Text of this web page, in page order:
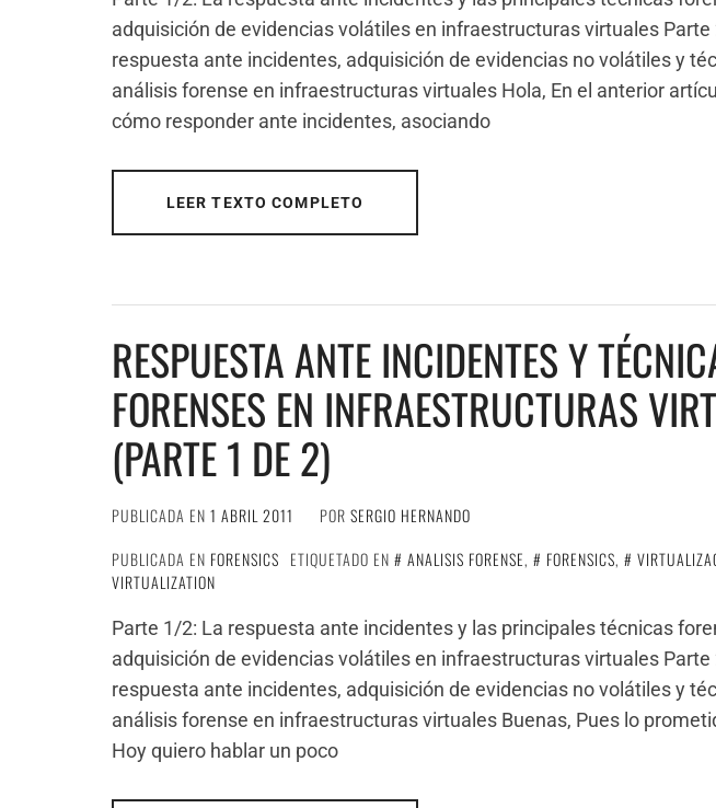
adquisición de evidencias volátiles en infraestructuras virtuales Parte
respuesta ante incidentes, adquisición de evidencias no volátiles y
análisis forense en infraestructuras virtuales Hola, En el anterior
cómo responder ante incidentes, asociando
LEER TEXTO COMPLETO
RESPUESTA ANTE INCIDENTES Y
FORENSES EN INFRAESTRUCTURAS
(PARTE 1 DE 2)
PUBLICADA EN 1 ABRIL 2011 POR SERGIO HERNANDO
PUBLICADA EN FORENSICS ETIQUETADO EN ANALISIS FORENSE, FORENSICS,
VIRTUALIZATION
Parte 1/2: La respuesta ante incidentes y las principales técnicas
adquisición de evidencias volátiles en infraestructuras virtuales Parte
respuesta ante incidentes, adquisición de evidencias no volátiles y
análisis forense en infraestructuras virtuales Buenas, Pues lo
Hoy quiero hablar un poco